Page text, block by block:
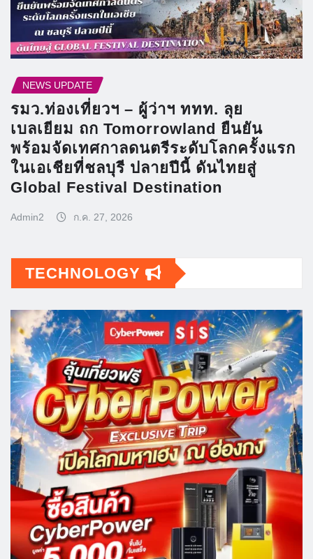
NEWS UPDATE
รมว.ท่องเที่ยวฯ – ผู้ว่าฯ ททท. ลุย
เบลเยียม ถก Tomorrowland ยืนยัน
พร้อมจัดเทศกาลดนตรีระดับโลกครั้งแรก
ในเอเชียที่ชลบุรี ปลายปีนี้ ดันไทยสู่
Global Festival Destination
Admin2 ก.ค. 27, 2026
TECHNOLOGY